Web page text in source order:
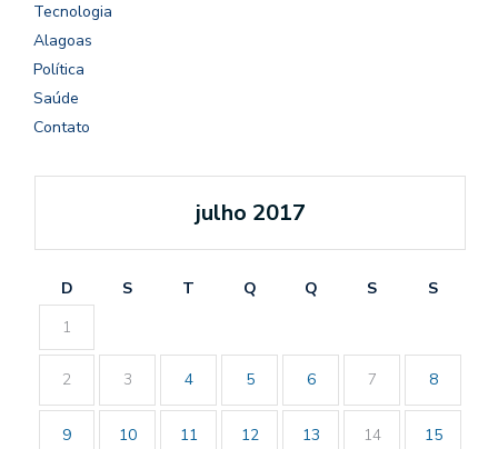
Tecnologia
Alagoas
Política
Saúde
Contato
julho 2017
D S T Q Q S
S
1
2 3 4 5 6 7 8
9 10 11 12 13 14 15